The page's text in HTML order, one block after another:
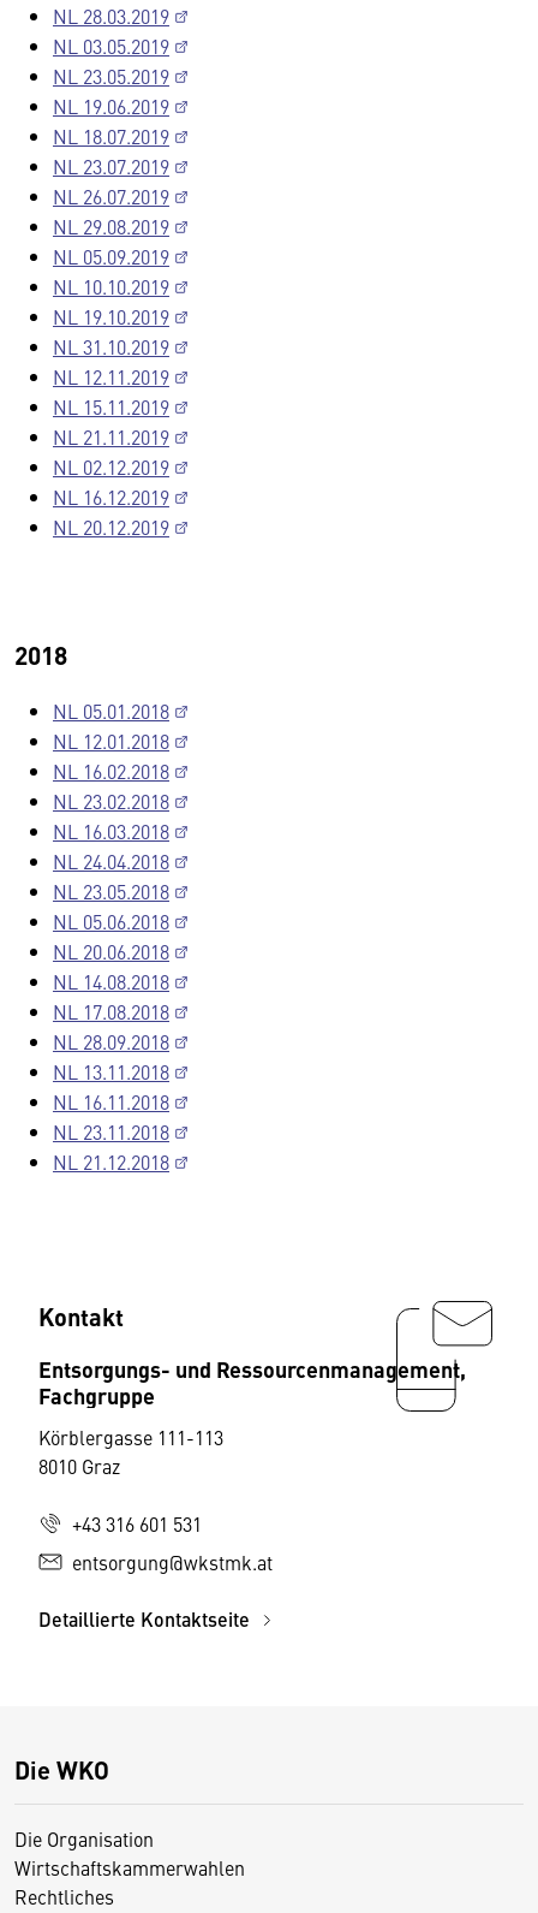
NL 28.03.2019
NL 03.05.2019
NL 23.05.2019
NL 19.06.2019
NL 18.07.2019
NL 23.07.2019
NL 26.07.2019
NL 29.08.2019
NL 05.09.2019
NL 10.10.2019
NL 19.10.2019
NL 31.10.2019
NL 12.11.2019
NL 15.11.2019
NL 21.11.2019
NL 02.12.2019
NL 16.12.2019
NL 20.12.2019
2018
NL 05.01.2018
NL 12.01.2018
NL 16.02.2018
NL 23.02.2018
NL 16.03.2018
NL 24.04.2018
NL 23.05.2018
NL 05.06.2018
NL 20.06.2018
NL 14.08.2018
NL 17.08.2018
NL 28.09.2018
NL 13.11.2018
NL 16.11.2018
NL 23.11.2018
NL 21.12.2018
Kontakt
Entsorgungs- und Ressourcenmanagement,
Fachgruppe
Körblergasse 111-113
8010 Graz
+43 316 601 531
entsorgung@wkstmk.at
Detaillierte Kontaktseite
Die WKO
Die Organisation
Wirtschaftskammerwahlen
Rechtliches